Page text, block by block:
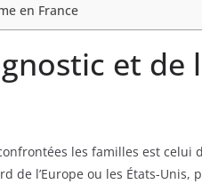
en France
et de
les familles est
de l’Europe ou les États-